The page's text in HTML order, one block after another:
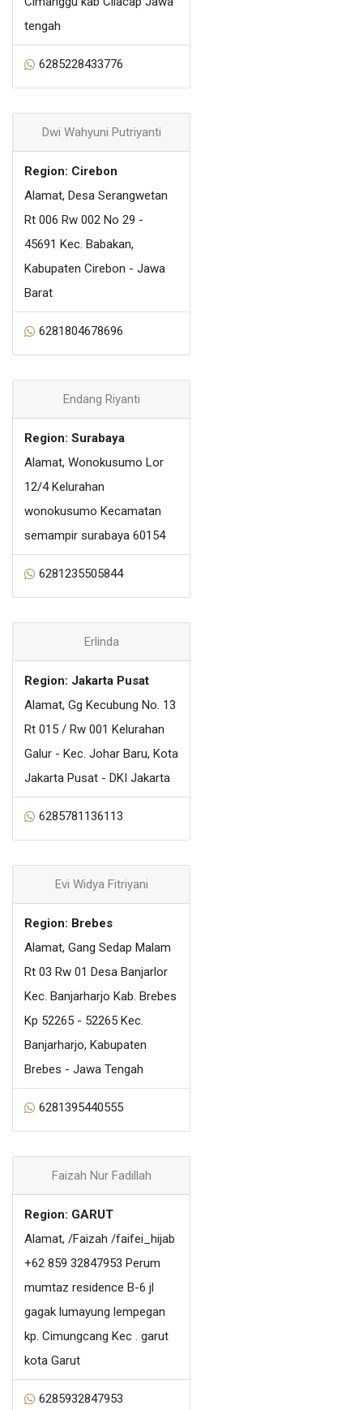
tengah
6285228433776
Dwi Wahyuni Putriyanti
Region: Cirebon
Alamat, Desa Serangwetan
Rt 006 Rw 002 No 29 -
45691 Kec. Babakan,
Kabupaten Cirebon - Jawa
Barat
6281804678696
Endang Riyanti
Region: Surabaya
Alamat, Wonokusumo Lor
12/4 Kelurahan
wonokusumo Kecamatan
semampir surabaya 60154
6281235505844
Erlinda
Region: Jakarta Pusat
Alamat, Gg Kecubung No. 13
Rt 015 / Rw 001 Kelurahan
Galur - Kec. Johar Baru, Kota
Jakarta Pusat - DKI Jakarta
6285781136113
Evi Widya Fitriyani
Region: Brebes
Alamat, Gang Sedap Malam
Rt 03 Rw 01 Desa Banjarlor
Kec. Banjarharjo Kab. Brebes
Kp 52265 - 52265 Kec.
Banjarharjo, Kabupaten
Brebes - Jawa Tengah
6281395440555
Faizah Nur Fadillah
Region: GARUT
Alamat, /Faizah /faifei_hijab
+62 859 32847953 Perum
mumtaz residence B-6 jl
gagak lumayung lempegan
kp. Cimungcang Kec . garut
kota Garut
6285932847953